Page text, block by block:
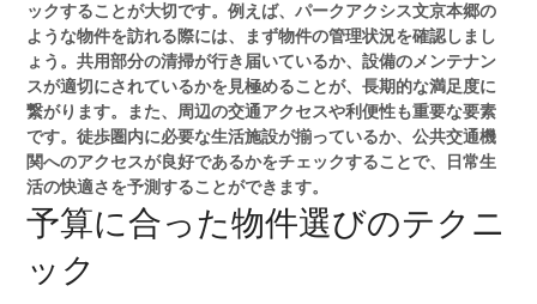
ックすることが大切です。例えば、パークアクシス文京本郷の
ような物件を訪れる際には、まず物件の管理状況を確認しまし
ょう。共用部分の清掃が行き届いているか、設備のメンテナン
スが適切にされているかを見極めることが、長期的な満足度に
繋がります。また、周辺の交通アクセスや利便性も重要な要素
です。徒歩圏内に必要な生活施設が揃っているか、公共交通機
関へのアクセスが良好であるかをチェックすることで、日常生
活の快適さを予測することができます。
予算に合った物件選びのテクニ
ック